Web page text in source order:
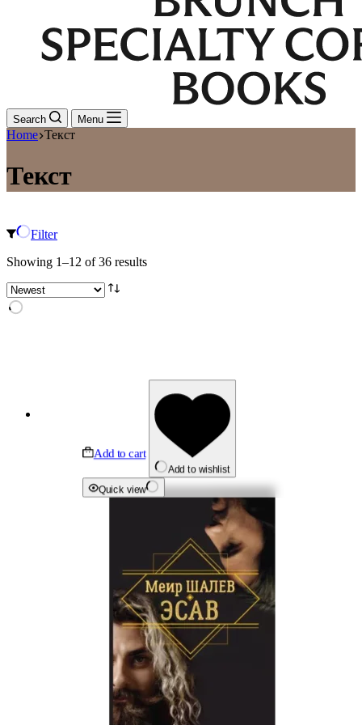
Search Menu
Home Текст
Текст
Filter
Showing 1–12 of 36 resultsSorted
Add to cart
Add to wishlist
Quick view